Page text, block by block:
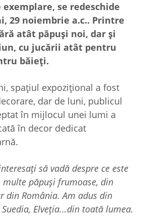
exemplare, se redeschide
29 noiembrie a.c.. Printre
atât păpuși noi, dar și
cu jucării atât pentru
băieți.
spațiul expozițional a fost
dar de luni, publicul
în mijlocul unei lumi a
în decor dedicat
să vadă despre ce este
multe păpuși frumoase, din
din România. Am adus din
Elveția...din toată lumea.